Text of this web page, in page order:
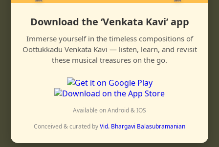
AP
kāmakōṭi sundaran karuṇākaran
karāmbudattil enna neerāmbal pookumō
kaṇmalar azhahai kaṇḍāl
eṇṇamum palikkumō
vānattoḍu maṇṇaiyum aḷandu
maṭṛoru aḍi tanakkēngiḍum pādam
maṇmēl maṇṇai vaittu eṭṭamuḍiyāda
vazhi veṇṇai urikkēṛa tavittiḍum pādam
ஸிம்ஹேந்த்ரமத்யமம்
Download the ‘Venkata Kavi’ app
Immerse yourself in the timeless compositions of
Oottukkadu Venkata Kavi — listen, learn, and revisit
these musical treasures on the go.
Available on Android & IOS
Conceived & curated byVid. Bhargavi Balasubramanian